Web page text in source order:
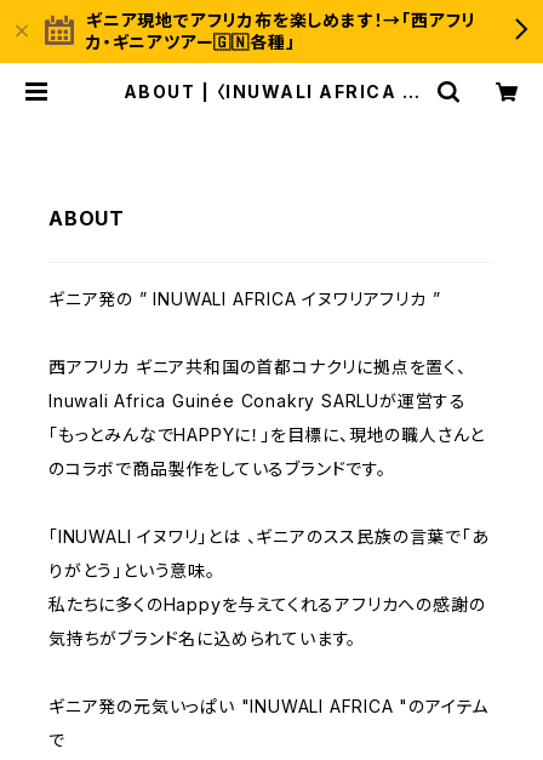
ギニア現地でアフリカ布を楽しめます！→「西アフリ
カ・ギニアツアー🇬🇳各種」
ABOUT | 〈INUWALI AFRICA イ
ABOUT
ギニア発の ” INUWALI AFRICA イヌワリアフリカ ”
西アフリカ ギニア共和国の首都コナクリに拠点を置く、
Inuwali Africa Guinée Conakry SARLUが運営する
「もっとみんなでHAPPYに！」を目標に、現地の職人さんと
のコラボで商品製作をしているブランドです。
「INUWALI イヌワリ」とは 、ギニアのスス民族の言葉で「あ
りがとう」という意味。
私たちに多くのHappyを与えてくれるアフリカへの感謝の
気持ちがブランド名に込められています。
ギニア発の元気いっぱい "INUWALI AFRICA "のアイテム
で